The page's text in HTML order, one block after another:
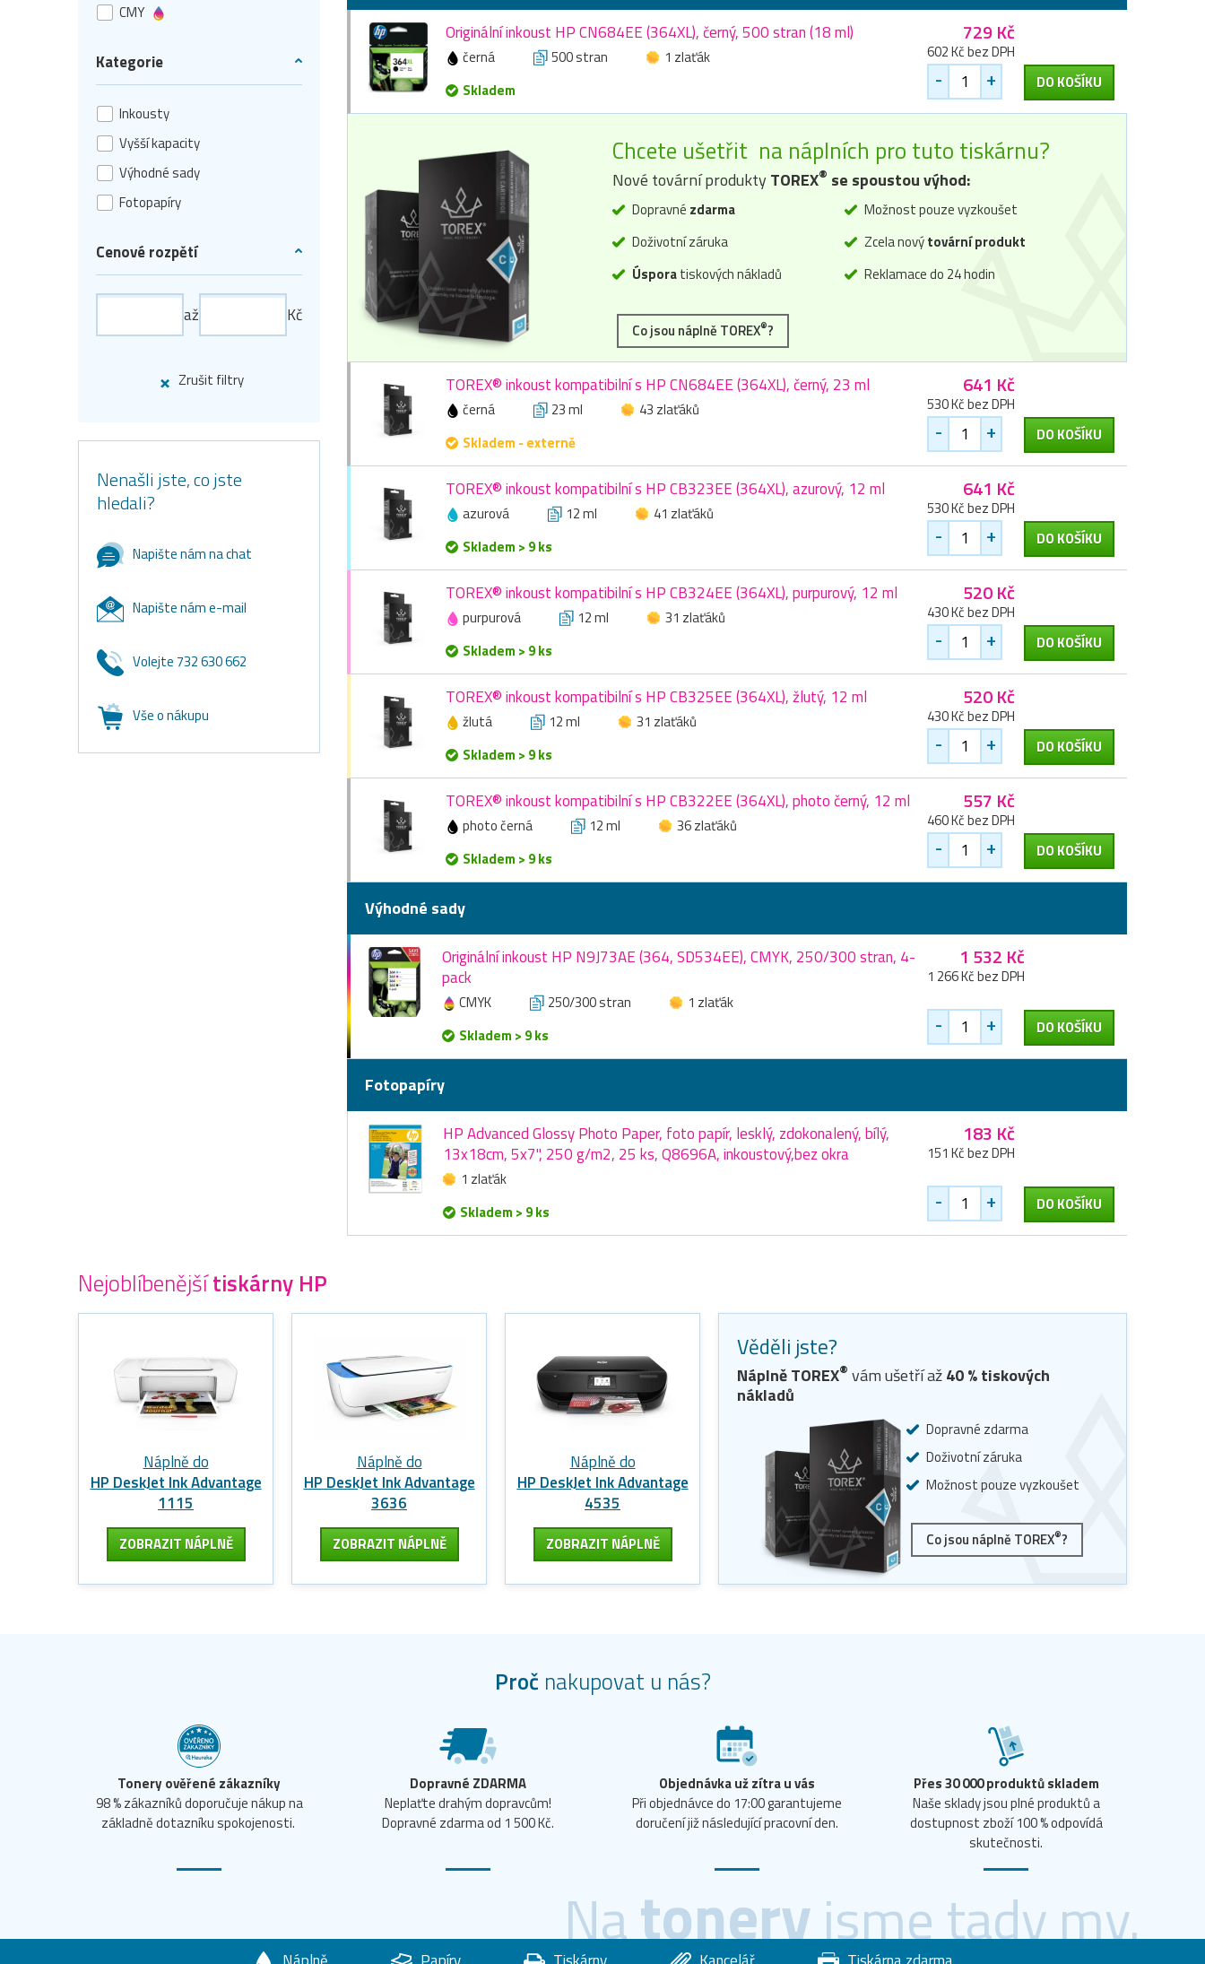
CMY
Kategorie
Inkousty
Vyšší kapacity
Výhodné sady
Fotopapíry
Cenové rozpětí
až Kč
Zrušit filtry
Nenašli jste, co jste
hledali?
Napište nám na chat
Napište nám e-mail
Volejte 732 630 662
Vše o nákupu
Originální inkoust HP CN684EE (364XL), černý, 500 stran (18 ml)
černá 500 stran
1 zlaťák
Skladem
729 Kč
602 Kč bez DPH
- + DO KOŠÍKU
Chcete ušetřit na náplních pro tuto tiskárnu?
Nové tovární produktyTOREX® se spoustou výhod:
Dopravné zdarma
Doživotní záruka
Úsporatiskových nákladů
Možnost pouze vyzkoušet
Zcela novýtovární produkt
Reklamace do 24 hodin
Co jsou náplně TOREX®?
TOREX® inkoust kompatibilní s HP CN684EE (364XL), černý, 23 ml
černá 23 ml
43 zlaťáků
Skladem - externě
641 Kč
530 Kč bez DPH
- + DO KOŠÍKU
TOREX® inkoust kompatibilní s HP CB323EE (364XL), azurový, 12 ml
azurová 12 ml
41 zlaťáků
Skladem > 9 ks
641 Kč
530 Kč bez DPH
- + DO KOŠÍKU
TOREX® inkoust kompatibilní s HP CB324EE (364XL), purpurový, 12 ml
purpurová 12 ml
31 zlaťáků
Skladem > 9 ks
520 Kč
430 Kč bez DPH
- + DO KOŠÍKU
TOREX® inkoust kompatibilní s HP CB325EE (364XL), žlutý, 12 ml
žlutá 12 ml
31 zlaťáků
Skladem > 9 ks
520 Kč
430 Kč bez DPH
- + DO KOŠÍKU
TOREX® inkoust kompatibilní s HP CB322EE (364XL), photo černý, 12 ml
photo černá 12 ml
36 zlaťáků
Skladem > 9 ks
557 Kč
460 Kč bez DPH
- + DO KOŠÍKU
Výhodné sady
Originální inkoust HP N9J73AE (364, SD534EE), CMYK, 250/300 stran, 4-
pack
CMYK 250/300 stran
1 zlaťák
Skladem > 9 ks
1 532 Kč
1 266 Kč bez DPH
- + DO KOŠÍKU
Fotopapíry
HP Advanced Glossy Photo Paper, foto papír, lesklý, zdokonalený, bílý,
13x18cm, 5x7", 250 g/m2, 25 ks, Q8696A, inkoustový,bez okra
1 zlaťák
Skladem > 9 ks
183 Kč
151 Kč bez DPH
- + DO KOŠÍKU
Nejoblíbenějšítiskárny HP
Náplně do
HP DeskJet Ink Advantage
1115
ZOBRAZIT NÁPLNĚ
Náplně do
HP DeskJet Ink Advantage
3636
ZOBRAZIT NÁPLNĚ
Náplně do
HP DeskJet Ink Advantage
4535
ZOBRAZIT NÁPLNĚ
Věděli jste?
Náplně TOREX® vám ušetří až40% tiskových
nákladů
Dopravné zdarma
Doživotní záruka
Možnost pouze vyzkoušet
Co jsou náplně TOREX®?
Proč nakupovat u nás?
Tonery ověřené zákazníky
98 % zákazníků doporučuje nákup na
základně dotazníku spokojenosti.
Dopravné ZDARMA
Neplaťte drahým dopravcům!
Dopravné zdarma od 1 500 Kč.
Objednávka už zítra u vás
Při objednávce do 17:00 garantujeme
doručení již následující pracovní den.
Přes 30 000 produktů skladem
Naše sklady jsou plné produktů a
dostupnost zboží 100 % odpovídá
skutečnosti.
Natoneryjsme tady my.